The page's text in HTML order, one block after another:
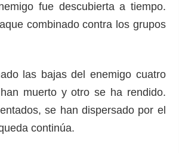
fue descubierta a tiempo.
combinado contra los grupos
las bajas del enemigo cuatro
muerto y otro se ha rendido.
se han dispersado por el
continúa.